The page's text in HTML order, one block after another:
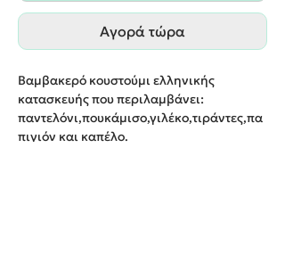
Αγορά τώρα
Βαμβακερό κουστούμι ελληνικής
κατασκευής που περιλαμβάνει:
παντελόνι,πουκάμισο,γιλέκο,τιράντες,πα
πιγιόν και καπέλο.